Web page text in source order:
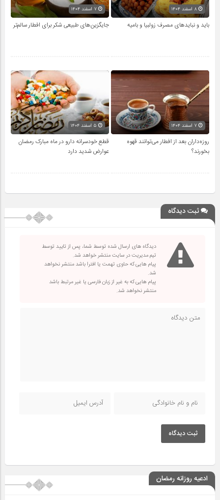
۸ اسفند ۱۴۰۴
باید و نبایدهای مصرف زولبیا و بامیه جایگزین‌های طبیعی شکر برای افطار سالم‌تر
۷ اسفند ۱۴۰۴
روزه‌داران بعد از افطار می‌توانند قهوه
بخورند؟
قطع خودسرانه دارو در ماه مبارک رمضان
عوارض شدید دارد
ثبت دیدگاه
دیدگاه های ارسال شده توسط شما، پس از تایید توسط
تیم مدیریت در سایت منتشر خواهد شد.
پیام هایی که حاوی تهمت یا افترا باشد منتشر نخواهد
شد.
پیام هایی که به غیر از زبان فارسی یا غیر مرتبط باشد
منتشر نخواهد شد.
ثبت دیدگاه
ادعیه روزانه رمضان